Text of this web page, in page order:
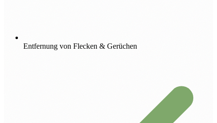
Entfernung von Flecken & Gerüchen